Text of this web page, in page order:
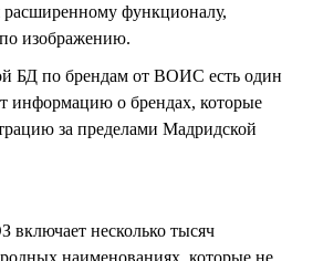
расширенному функционалу,
изображению.
БД по брендам от ВОИС есть один
информацию о брендах, которые
за пределами Мадридской
включает несколько тысяч